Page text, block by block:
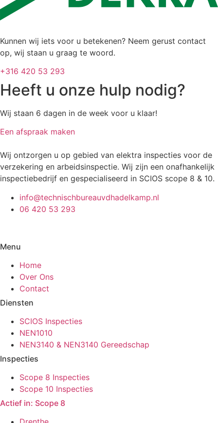
Kunnen wij iets voor u betekenen? Neem gerust contact
op, wij staan u graag te woord.
+316 420 53 293
Heeft u onze hulp nodig?
Wij staan 6 dagen in de week voor u klaar!
Een afspraak maken
Wij ontzorgen u op gebied van elektra inspecties voor de
verzekering en arbeidsinspectie. Wij zijn een onafhankelijk
inspectiebedrijf en gespecialiseerd in SCIOS scope 8 & 10.
info@technischbureauvdhadelkamp.nl
06 420 53 293
Menu
Home
Over Ons
Contact
Diensten
SCIOS Inspecties
NEN1010
NEN3140 & NEN3140 Gereedschap
Inspecties
Scope 8 Inspecties
Scope 10 Inspecties
Actief in: Scope 8